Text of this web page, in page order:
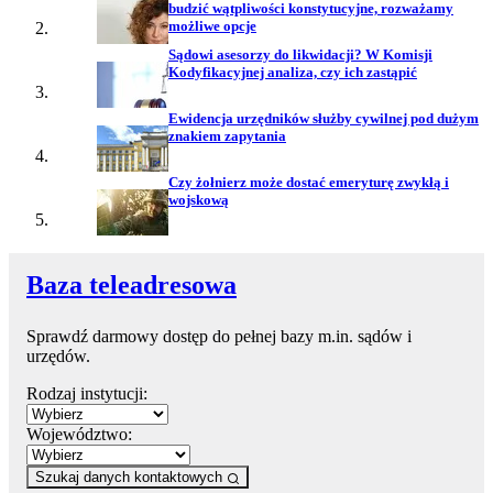
budzić wątpliwości konstytucyjne, rozważamy
możliwe opcje
Sądowi asesorzy do likwidacji? W Komisji
Kodyfikacyjnej analiza, czy ich zastąpić
Ewidencja urzędników służby cywilnej pod dużym
znakiem zapytania
Czy żołnierz może dostać emeryturę zwykłą i
wojskową
Baza teleadresowa
Sprawdź darmowy dostęp do pełnej bazy m.in. sądów i
urzędów.
Rodzaj instytucji:
Województwo:
Szukaj danych kontaktowych